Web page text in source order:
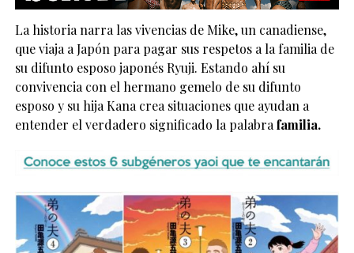
La historia narra las vivencias de Mike, un canadiense,
que viaja a Japón para pagar sus respetos a la familia de
su difunto esposo japonés Ryuji. Estando ahí su
convivencia con el hermano gemelo de su difunto
esposo y su hija Kana crea situaciones que ayudan a
entender el verdadero significado la palabra familia.